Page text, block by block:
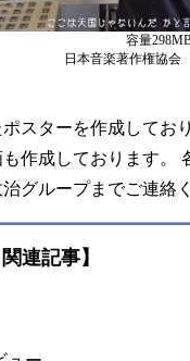
容量
日本音楽著作権協会
スターを作成してお
作成しております。
グループまでご連絡
連記事】